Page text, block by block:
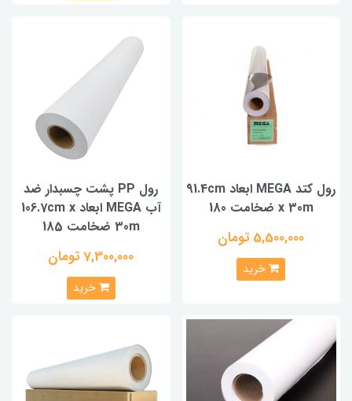
رول کتد MEGA ابعاد 91.4cm
x 30m ضخامت 180
5,500,000 تومان
خرید
رول PP پشت چسبدار ضد
آب MEGA ابعاد 106.7cm x
30m ضخامت 185
7,300,000 تومان
خرید